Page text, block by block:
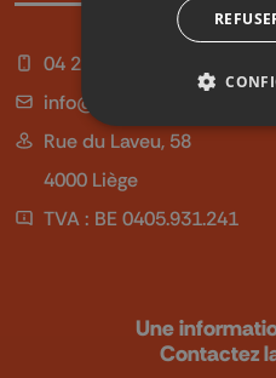
04 254 99 99
info@qu4tre.be
Rue du Laveu, 58
4000 Liège
TVA : BE 0405.931.241
Une
Contactez